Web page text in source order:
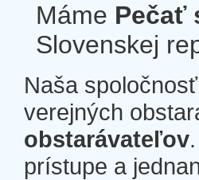
Máme Pečať
Slovenskej
Naša
verejných
obstarávateľov
prístupe a